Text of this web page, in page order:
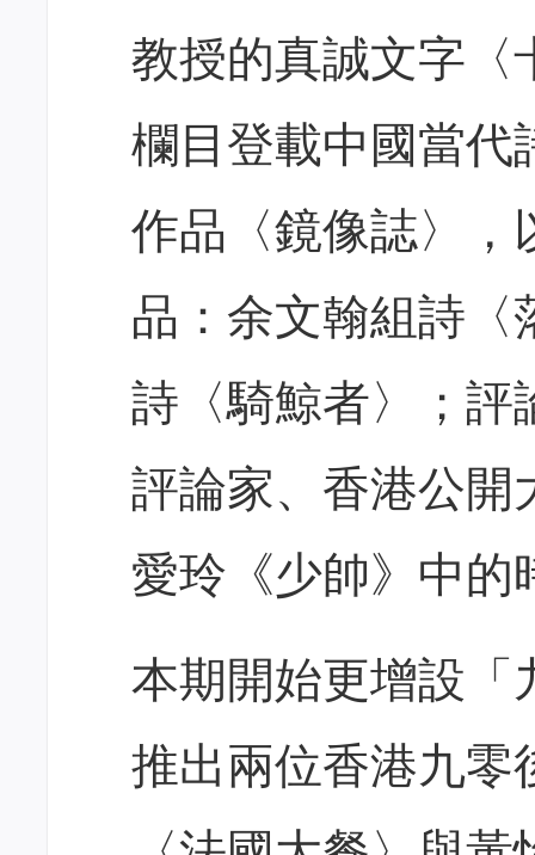
教授的真誠文字〈
欄目登載中國當代
作品〈鏡像誌〉，
品：余文翰組詩〈
詩〈騎鯨者〉；評
評論家、香港公開
愛玲《少帥》中的
本期開始更增設「
推出兩位香港九零